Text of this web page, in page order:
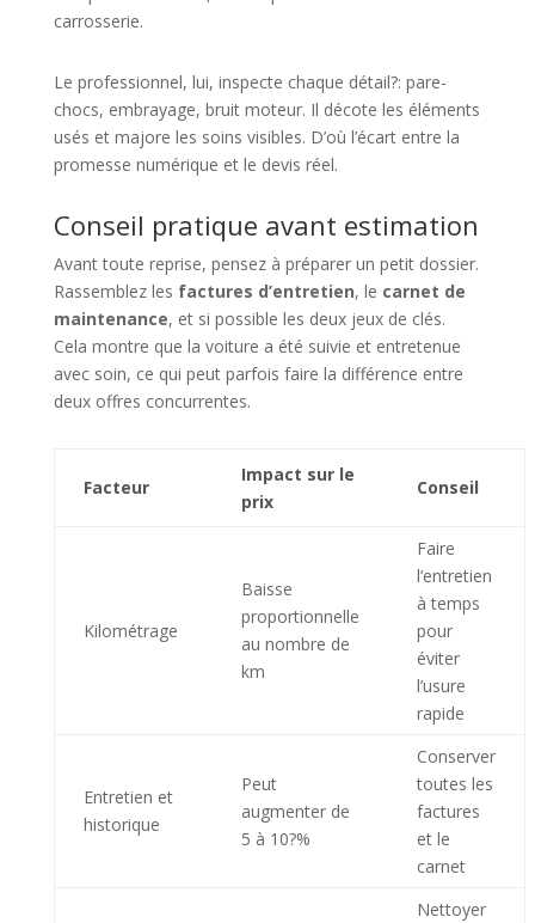
carrosserie.
Le professionnel, lui, inspecte chaque détail?: pare-
chocs, embrayage, bruit moteur. Il décote les éléments
usés et majore les soins visibles. D’où l’écart entre la
promesse numérique et le devis réel.
Conseil pratique avant estimation
Avant toute reprise, pensez à préparer un petit dossier.
Rassemblez les factures d’entretien, le carnet de
maintenance, et si possible les deux jeux de clés.
Cela montre que la voiture a été suivie et entretenue
avec soin, ce qui peut parfois faire la différence entre
deux offres concurrentes.
Facteur
Impact sur le
prix
Conseil
Kilométrage
Baisse
proportionnelle
au nombre de
km
Faire
l’entretien
à temps
pour
éviter
l’usure
rapide
Entretien et
historique
Peut
augmenter de
5 à 10?%
Conserver
toutes les
factures
et le
carnet
Nettoyer